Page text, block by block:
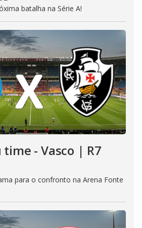
batalha na Série A!
time - Vasco | R7
para o confronto na Arena Fonte